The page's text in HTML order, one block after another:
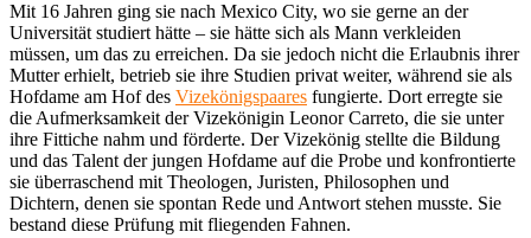
Mit 16 Jahren ging sie nach Mexico City, wo sie gerne an der
Universität studiert hätte – sie hätte sich als Mann verkleiden
müssen, um das zu erreichen. Da sie jedoch nicht die Erlaubnis ihrer
Mutter erhielt, betrieb sie ihre Studien privat weiter, während sie als
Hofdame am Hof des Vizekönigspaares fungierte. Dort erregte sie
die Aufmerksamkeit der Vizekönigin Leonor Carreto, die sie unter
ihre Fittiche nahm und förderte. Der Vizekönig stellte die Bildung
und das Talent der jungen Hofdame auf die Probe und konfrontierte
sie überraschend mit Theologen, Juristen, Philosophen und
Dichtern, denen sie spontan Rede und Antwort stehen musste. Sie
bestand diese Prüfung mit fliegenden Fahnen.